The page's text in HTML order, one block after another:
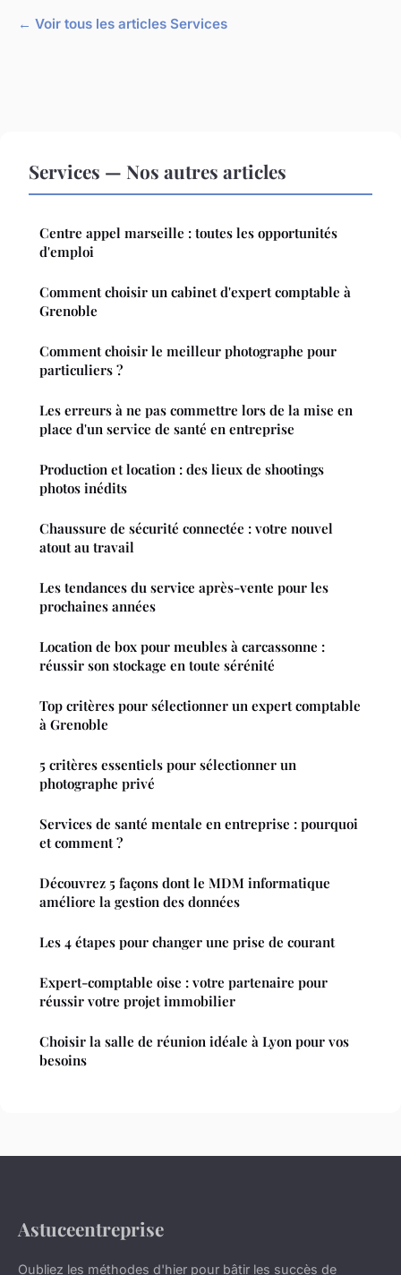
← Voir tous les articles Services
Services — Nos autres articles
Centre appel marseille : toutes les opportunités
d'emploi
Comment choisir un cabinet d'expert comptable à
Grenoble
Comment choisir le meilleur photographe pour
particuliers ?
Les erreurs à ne pas commettre lors de la mise en
place d'un service de santé en entreprise
Production et location : des lieux de shootings
photos inédits
Chaussure de sécurité connectée : votre nouvel
atout au travail
Les tendances du service après-vente pour les
prochaines années
Location de box pour meubles à carcassonne :
réussir son stockage en toute sérénité
Top critères pour sélectionner un expert comptable
à Grenoble
5 critères essentiels pour sélectionner un
photographe privé
Services de santé mentale en entreprise : pourquoi
et comment ?
Découvrez 5 façons dont le MDM informatique
améliore la gestion des données
Les 4 étapes pour changer une prise de courant
Expert-comptable oise : votre partenaire pour
réussir votre projet immobilier
Choisir la salle de réunion idéale à Lyon pour vos
besoins
Astuceentreprise
Oubliez les méthodes d'hier pour bâtir les succès de